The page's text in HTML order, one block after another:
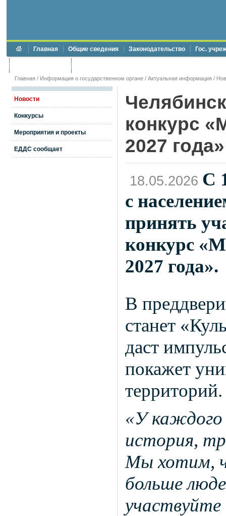
Главная Общие сведения Законодательство Гос.
Главная / Информация о государственном органе / Актуальная информация /
Новости
Конкурсы
Мероприятия и проекты
ЕДДС сообщает
конкурс
2027 года»
18.05.2026 С
с
принять
конкурс
2027 года».
В
станет
даст
покажет
территорий.
«У
история,
Мы хотим,
больше
участвуйте